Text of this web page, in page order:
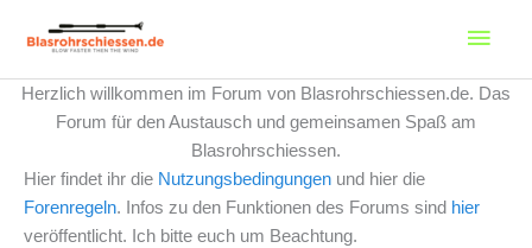
Inhalt
Herzlich willkommen im Forum von Blasrohrschiessen.de. Das
Forum für den Austausch und gemeinsamen Spaß am
Blasrohrschiessen.
Hier findet ihr die Nutzungsbedingungen und hier die
Forenregeln. Infos zu den Funktionen des Forums sind hier
veröffentlicht. Ich bitte euch um Beachtung.